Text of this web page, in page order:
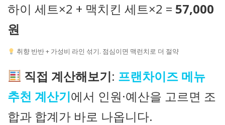
하이 세트×2 + 맥치킨 세트×2 = 57,000
원
취향 반반 + 가성비 라인 섞기. 점심이면 맥런치로 더 절약
직접 계산해보기: 프랜차이즈 메뉴
추천 계산기에서 인원·예산을 고르면 조
합과 합계가 바로 나옵니다.